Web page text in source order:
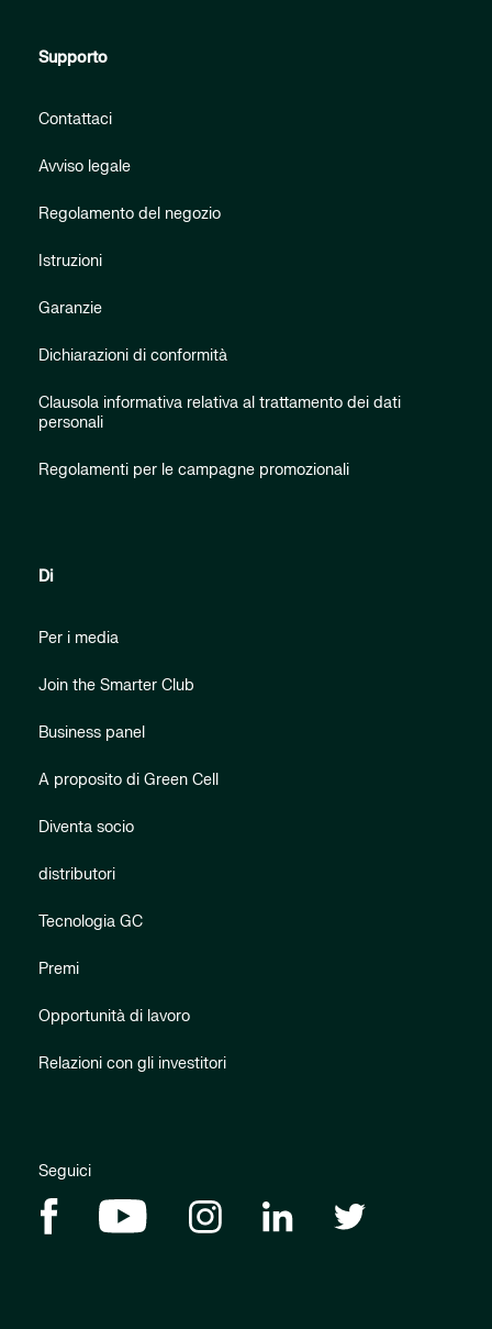
Supporto
Contattaci
Avviso legale
Regolamento del negozio
Istruzioni
Garanzie
Dichiarazioni di conformità
Clausola informativa relativa al trattamento dei dati
personali
Regolamenti per le campagne promozionali
Di
Per i media
Join the Smarter Club
Business panel
A proposito di Green Cell
Diventa socio
distributori
Tecnologia GC
Premi
Opportunità di lavoro
Relazioni con gli investitori
Seguici